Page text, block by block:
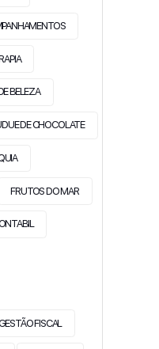
BELEZA
DE CHOCOLATE
FRUTOS DO MAR
FISCAL